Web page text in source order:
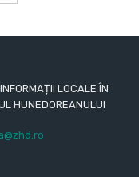
LOCALE ÎN
HUNEDOREANULUI